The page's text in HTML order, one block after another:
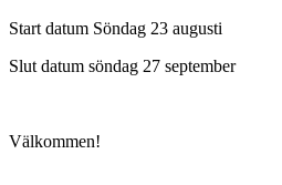
Start datum Söndag 23 augusti
Slut datum söndag 27 september
Välkommen!